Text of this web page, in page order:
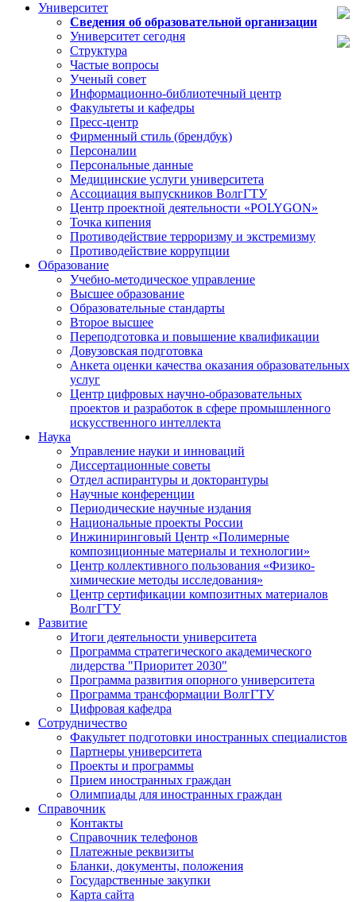
Университет
Сведения об образовательной организации
Университет сегодня
Структура
Частые вопросы
Ученый совет
Информационно-библиотечный центр
Факультеты и кафедры
Пресс-центр
Фирменный стиль (брендбук)
Персоналии
Персональные данные
Медицинские услуги университета
Ассоциация выпускников ВолгГТУ
Центр проектной деятельности «POLYGON»
Точка кипения
Противодействие терроризму и экстремизму
Противодействие коррупции
Образование
Учебно-методическое управление
Высшее образование
Образовательные стандарты
Второе высшее
Переподготовка и повышение квалификации
Довузовская подготовка
Анкета оценки качества оказания образовательных
услуг
Центр цифровых научно-образовательных
проектов и разработок в сфере промышленного
искусственного интеллекта
Наука
Управление науки и инноваций
Диссертационные советы
Отдел аспирантуры и докторантуры
Научные конференции
Периодические научные издания
Национальные проекты России
Инжиниринговый Центр «Полимерные
композиционные материалы и технологии»
Центр коллективного пользования «Физико-
химические методы исследования»
Центр сертификации композитных материалов
ВолгГТУ
Развитие
Итоги деятельности университета
Программа стратегического академического
лидерства "Приоритет 2030"
Программа развития опорного университета
Программа трансформации ВолгГТУ
Цифровая кафедра
Сотрудничество
Факультет подготовки иностранных специалистов
Партнеры университета
Проекты и программы
Прием иностранных граждан
Олимпиады для иностранных граждан
Справочник
Контакты
Справочник телефонов
Платежные реквизиты
Бланки, документы, положения
Государственные закупки
Карта сайта